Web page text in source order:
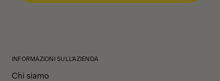
INFORMAZIONI SULL'AZIENDA
Chi siamo